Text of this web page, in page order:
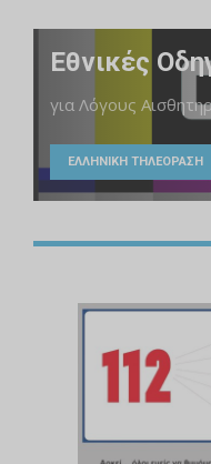
Εθνικές
για Λόγους
ΕΛΛΗΝΙΚΗ ΤΗΛΕΟΡΑΣΗ